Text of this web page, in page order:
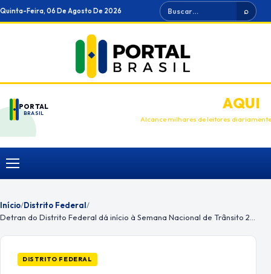
Ir
para
Quinta-Feira, 06 De Agosto De 2026 Buscar ⌕
PORTAL
BRASIL
ANUNCIEAQUI
Alcance milhares de leitores diariamente
Menu
Início/Distrito Federal/
DISTRITO FEDERAL